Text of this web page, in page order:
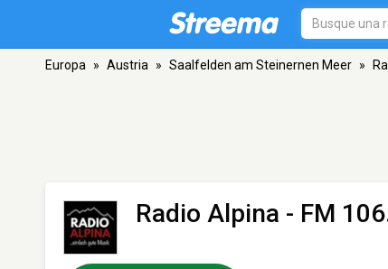
Europa » Austria » Saalfelden am Steinernen Meer »
Radio Alpina - FM